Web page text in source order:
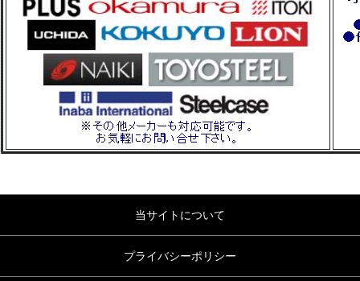
当サイトについて
プライバシーポリシー